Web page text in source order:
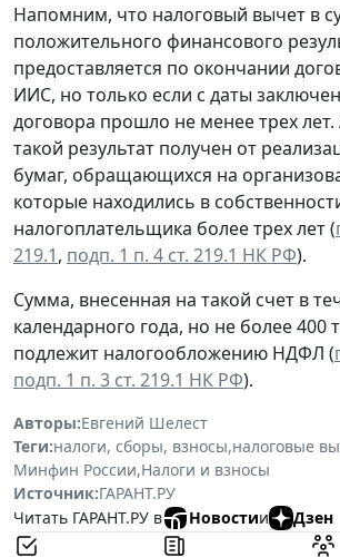
Напомним, что налоговый вычет в
положительного финансового
предоставляется по окончании
ИИС, но только если с даты
договора прошло не менее трех лет.
такой результат получен от
бумаг, обращающихся на
которые находились в
налогоплательщика более трех лет (
219.1, подп. 1 п. 4 ст. 219.1 НК РФ).
Сумма, внесенная на такой счет в
календарного года, но не более 400
подлежит налогообложению НДФЛ (
подп. 1 п. 3 ст. 219.1 НК РФ).
Авторы:Евгений Шелест
Теги:налоги, сборы, взносы,налоговые
Минфин России,Налоги и взносы
Источник:ГАРАНТ.РУ
Читать ГАРАНТ.РУ в
Новостии Дзен